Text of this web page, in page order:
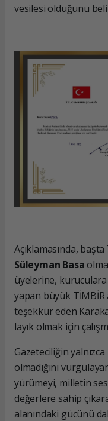
vesilesi olduğunu
Açıklamasında,
Süleyman Basa
üyelerine,
yapan büyük
teşekkür eden
layık olmak için
Gazeteciliğin
olmadığını
yürümeyi, milletin
değerlere sahip
alanındaki gücünü